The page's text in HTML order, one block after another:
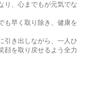
り、心までもが元気でな
も早く取り除き、健康を
引き出しながら、一人ひ
顔を取り戻せるよう全力